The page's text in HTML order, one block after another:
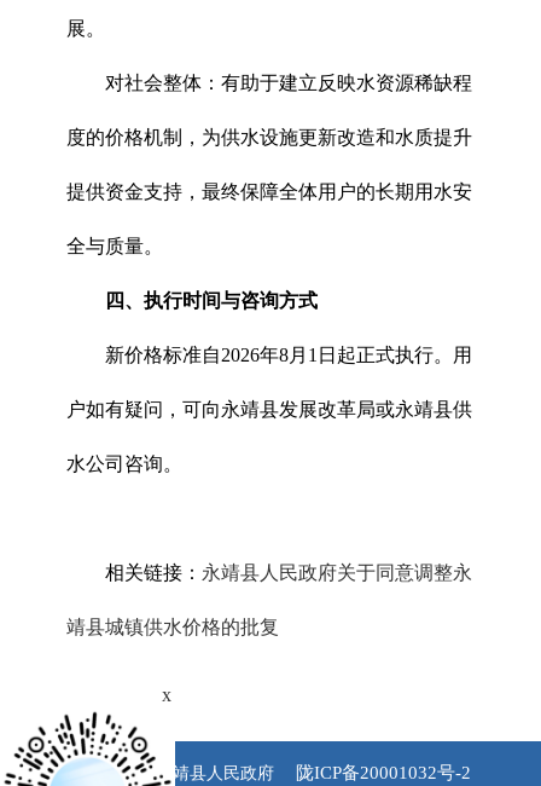
展。
对社会整体：有助于建立反映水资源稀缺程
度的价格机制，为供水设施更新改造和水质提升
提供资金支持，最终保障全体用户的长期用水安
全与质量。
四、执行时间与咨询方式
新价格标准自2026年8月1日起正式执行。用
户如有疑问，可向永靖县发展改革局或永靖县供
水公司咨询。
相关链接： 永靖县人民政府关于同意调整永
靖县城镇供水价格的批复
版权所有 永靖县人民政府 陇ICP备20001032号-2
x